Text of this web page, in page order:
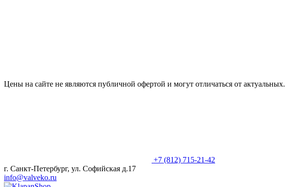
Цены на сайте не являются публичной офертой и могут отличаться от актуальных.
+7 (812) 715-21-42
г. Санкт-Петербург, ул. Софийская д.17
info@valveko.ru